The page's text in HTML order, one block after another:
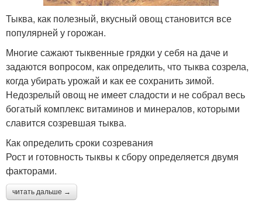
Тыква, как полезный, вкусный овощ становится все
популярней у горожан.
Многие сажают тыквенные грядки у себя на даче и
задаются вопросом, как определить, что тыква созрела,
когда убирать урожай и как ее сохранить зимой.
Недозрелый овощ не имеет сладости и не собрал весь
богатый комплекс витаминов и минералов, которыми
славится созревшая тыква.
Как определить сроки созревания
Рост и готовность тыквы к сбору определяется двумя
факторами.
читать дальше →